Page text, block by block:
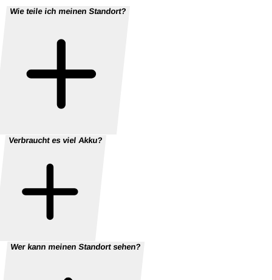
Wie teile ich meinen Standort?
Verbraucht es viel Akku?
Wer kann meinen Standort sehen?